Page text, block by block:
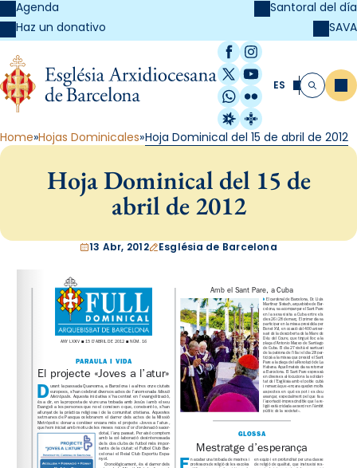
Agenda
Haz un donativo
Santoral del día
SAVA
Facebook
Instagram
X / Twitter
YouTube
WhatsApp
Flickr
Radio Estel
Catalunya
ES Buscar
Home Hojas Dominicales Hoja Dominical del 15 de abril de 2012
Hoja Dominical del 15 de
abril de 2012
13 Abr, 2012 Església de Barcelona